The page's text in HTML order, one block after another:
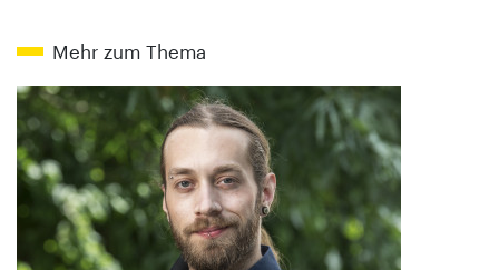
Mehr zum Thema